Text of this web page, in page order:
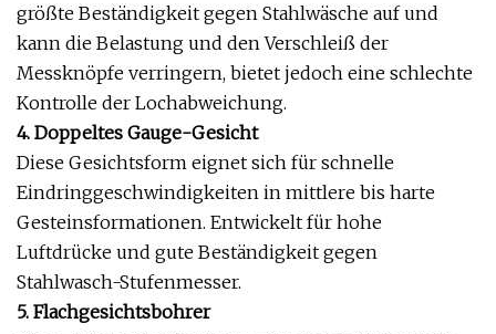
größte Beständigkeit gegen Stahlwäsche auf und
kann die Belastung und den Verschleiß der
Messknöpfe verringern, bietet jedoch eine schlechte
Kontrolle der Lochabweichung.
4. Doppeltes Gauge-Gesicht
Diese Gesichtsform eignet sich für schnelle
Eindringgeschwindigkeiten in mittlere bis harte
Gesteinsformationen. Entwickelt für hohe
Luftdrücke und gute Beständigkeit gegen
Stahlwasch-Stufenmesser.
5. Flachgesichtsbohrer